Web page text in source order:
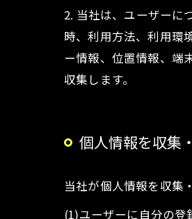
2. 当社は、ユーザーに
時、利用方法、利用環
ー情報、位置情報、端
収集します。
個人情報を収集
当社が個人情報を収集
(1)ユーザーに自分の